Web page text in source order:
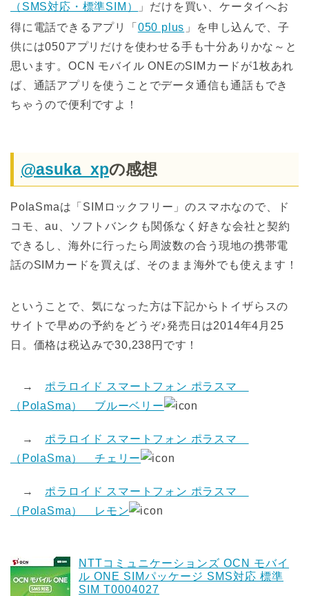
（SMS対応・標準SIM）
」だけを買い、ケータイへお
得に電話できるアプリ「 050 plus 」を申し込んで、子
供には050アプリだけを使わせる手も十分ありかな～と
思います。OCN モバイル ONEのSIMカードが1枚あれ
ば、通話アプリを使うことでデータ通信も通話もでき
ちゃうので便利ですよ！
@asuka_xpの感想
PolaSmaは「SIMロックフリー」のスマホなので、ド
コモ、au、ソフトバンクも関係なく好きな会社と契約
できるし、海外に行ったら周波数の合う現地の携帯電
話のSIMカードを買えば、そのまま海外でも使えます！
ということで、気になった方は下記からトイザらスの
サイトで早めの予約をどうぞ♪発売日は2014年4月25
日。価格は税込みで30,238円です！
→ ポラロイド スマートフォン ポラスマ
（PolaSma） ブルーベリー
→ ポラロイド スマートフォン ポラスマ
（PolaSma） チェリー
→ ポラロイド スマートフォン ポラスマ
（PolaSma） レモン
NTTコミュニケーションズ OCN モバイ
ル ONE SIMパッケージ SMS対応 標準
SIM T0004027